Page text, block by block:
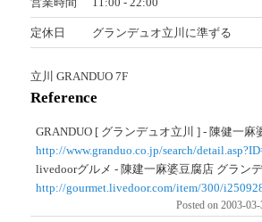
定休日 グランデュオ立川に準ずる
立川 GRANDUO 7F
Reference
GRANDUO [ グランデュオ立川 ] - 陳健一麻
http://www.granduo.co.jp/search/
livedoorグルメ - 陳建一麻婆豆腐店 グラン
http://gourmet.livedoor.com/item/300/
Posted on 2003-03-